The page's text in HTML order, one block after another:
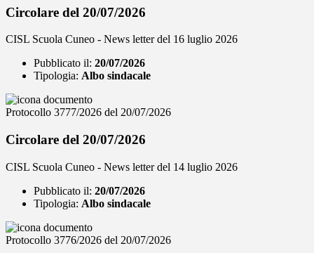
Circolare del 20/07/2026
CISL Scuola Cuneo - News letter del 16 luglio 2026
Pubblicato il: 20/07/2026
Tipologia: Albo sindacale
Protocollo 3777/2026 del 20/07/2026
Circolare del 20/07/2026
CISL Scuola Cuneo - News letter del 14 luglio 2026
Pubblicato il: 20/07/2026
Tipologia: Albo sindacale
Protocollo 3776/2026 del 20/07/2026